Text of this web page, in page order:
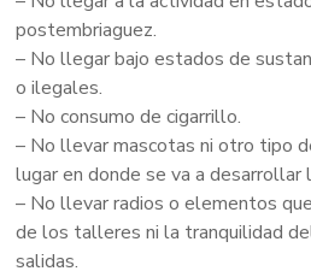
postembriaguez.
– No llegar bajo estados de
o ilegales.
– No consumo de cigarrillo.
– No llevar mascotas ni otro tipo
lugar en donde se va a desarrollar
– No llevar radios o elementos
de los talleres ni la tranquilidad
salidas.